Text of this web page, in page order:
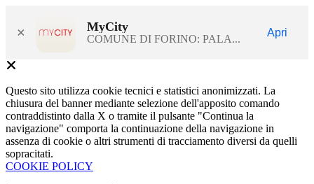
× MyCity
COMUNE DI FORINO: PALA...
Apri
Questo sito utilizza cookie tecnici e statistici anonimizzati. La
chiusura del banner mediante selezione dell'apposito comando
contraddistinto dalla X o tramite il pulsante "Continua la
navigazione" comporta la continuazione della navigazione in
assenza di cookie o altri strumenti di tracciamento diversi da quelli
sopracitati.
COOKIE POLICY